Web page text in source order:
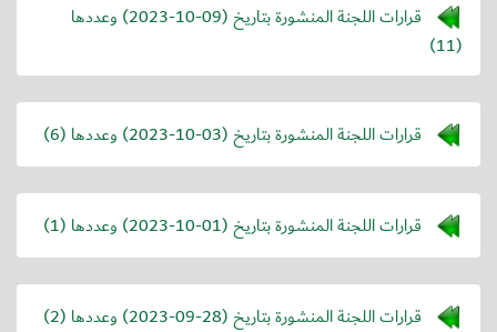
قرارات اللجنة المنشورة بتاريخ (2023-10-09) وعددها
(11)
قرارات اللجنة المنشورة بتاريخ (2023-10-03) وعددها (6)
قرارات اللجنة المنشورة بتاريخ (2023-10-01) وعددها (1)
قرارات اللجنة المنشورة بتاريخ (2023-09-28) وعددها (2)